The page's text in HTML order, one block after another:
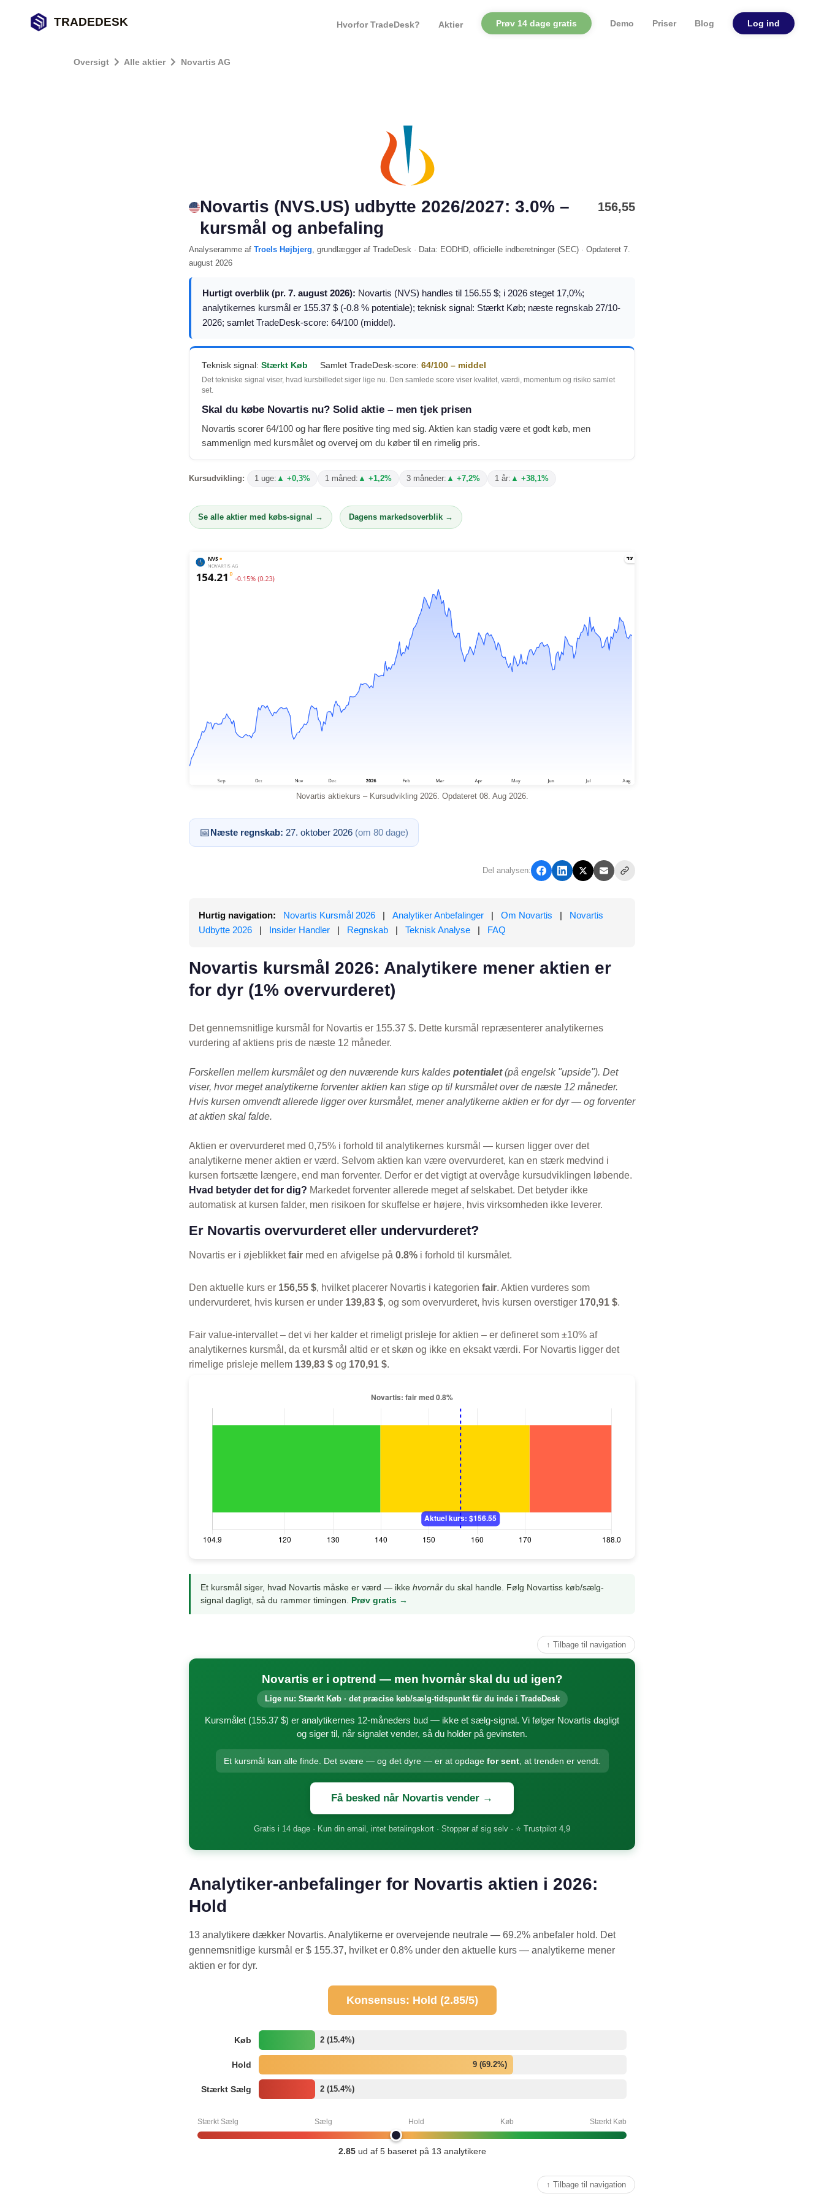
TRADEDESK Log ind
Blog
Priser
Demo
Prøv 14 dage gratis
Aktier
Hvorfor TradeDesk?
Oversigt Alle aktier Novartis AG
Novartis (NVS.US) udbytte 2026/2027: 3.0% –
kursmål og anbefaling
156,55
Analyseramme af Troels Højbjerg, grundlægger af TradeDesk · Data: EODHD, officielle indberetninger (SEC) · Opdateret 7.
august 2026
Hurtigt overblik (pr. 7. august 2026): Novartis (NVS) handles til 156.55 $; i 2026 steget 17,0%;
analytikernes kursmål er 155.37 $ (-0.8 % potentiale); teknisk signal: Stærkt Køb; næste regnskab 27/10-
2026; samlet TradeDesk-score: 64/100 (middel).
Teknisk signal: Stærkt Køb Samlet TradeDesk-score: 64/100 – middel
Det tekniske signal viser, hvad kursbilledet siger lige nu. Den samlede score viser kvalitet, værdi, momentum og risiko samlet
set.
Skal du købe Novartis nu? Solid aktie – men tjek prisen
Novartis scorer 64/100 og har flere positive ting med sig. Aktien kan stadig være et godt køb, men
sammenlign med kursmålet og overvej om du køber til en rimelig pris.
Kursudvikling: 1 uge: ▲ +0,3% 1 måned: ▲ +1,2% 3 måneder: ▲ +7,2% 1 år: ▲ +38,1%
Se alle aktier med købs-signal → Dagens markedsoverblik →
Novartis aktiekurs – Kursudvikling 2026. Opdateret 08. Aug 2026.
📅Næste regnskab: 27. oktober 2026 (om 80 dage)
Del analysen:
Hurtig navigation: Novartis Kursmål 2026 | Analytiker Anbefalinger | Om Novartis |
Novartis
Udbytte 2026
| Insider Handler | Regnskab | Teknisk Analyse | FAQ
Novartis kursmål 2026: Analytikere mener aktien er
for dyr (1% overvurderet)
Det gennemsnitlige kursmål for Novartis er 155.37 $. Dette kursmål repræsenterer analytikernes
vurdering af aktiens pris de næste 12 måneder.
Forskellen mellem kursmålet og den nuværende kurs kaldes potentialet(på engelsk "upside"). Det
viser, hvor meget analytikerne forventer aktien kan stige op til kursmålet over de næste 12 måneder.
Hvis kursen omvendt allerede ligger over kursmålet, mener analytikerne aktien er for dyr — og forventer
at aktien skal falde.
Aktien er overvurderet med 0,75% i forhold til analytikernes kursmål — kursen ligger over det
analytikerne mener aktien er værd. Selvom aktien kan være overvurderet, kan en stærk medvind i
kursen fortsætte længere, end man forventer. Derfor er det vigtigt at overvåge kursudviklingen løbende.
Hvad betyder det for dig? Markedet forventer allerede meget af selskabet. Det betyder ikke
automatisk at kursen falder, men risikoen for skuffelse er højere, hvis virksomheden ikke leverer.
Er Novartis overvurderet eller undervurderet?
Novartis er i øjeblikketfair med en afvigelse på 0.8% i forhold til kursmålet.
Den aktuelle kurs er 156,55 $, hvilket placerer Novartis i kategorien fair. Aktien vurderes som
undervurderet, hvis kursen er under 139,83 $, og som overvurderet, hvis kursen overstiger 170,91 $.
Fair value-intervallet – det vi her kalder et rimeligt prisleje for aktien – er defineret som ±10% af
analytikernes kursmål, da et kursmål altid er et skøn og ikke en eksakt værdi. For Novartis ligger det
rimelige prisleje mellem 139,83 $ og 170,91 $.
Et kursmål siger, hvad Novartis måske er værd — ikke hvornår du skal handle. Følg Novartiss køb/sælg-
signal dagligt, så du rammer timingen. Prøv gratis →
↑ Tilbage til navigation
Novartis er i optrend — men hvornår skal du ud igen?
Lige nu: Stærkt Køb · det præcise køb/sælg-tidspunkt får du inde i TradeDesk
Kursmålet (155.37 $) er analytikernes 12-måneders bud — ikke et sælg-signal. Vi følger Novartis dagligt
og siger til, når signalet vender, så du holder på gevinsten.
Et kursmål kan alle finde. Det svære — og det dyre — er at opdage for sent, at trenden er vendt.
Få besked når Novartis vender →
Gratis i 14 dage · Kun din email, intet betalingskort · Stopper af sig selv · ⭐ Trustpilot 4,9
Analytiker-anbefalinger for Novartis aktien i 2026:
Hold
13 analytikere dækker Novartis. Analytikerne er overvejende neutrale — 69.2% anbefaler hold. Det
gennemsnitlige kursmål er $ 155.37, hvilket er 0.8% under den aktuelle kurs — analytikerne mener
aktien er for dyr.
Konsensus: Hold (2.85/5)
Køb 2 (15.4%)
Hold 9 (69.2%)
Stærkt Sælg 2 (15.4%)
Stærkt Sælg Sælg Hold Køb Stærkt Køb
2.85ud af 5 baseret på 13 analytikere
↑ Tilbage til navigation